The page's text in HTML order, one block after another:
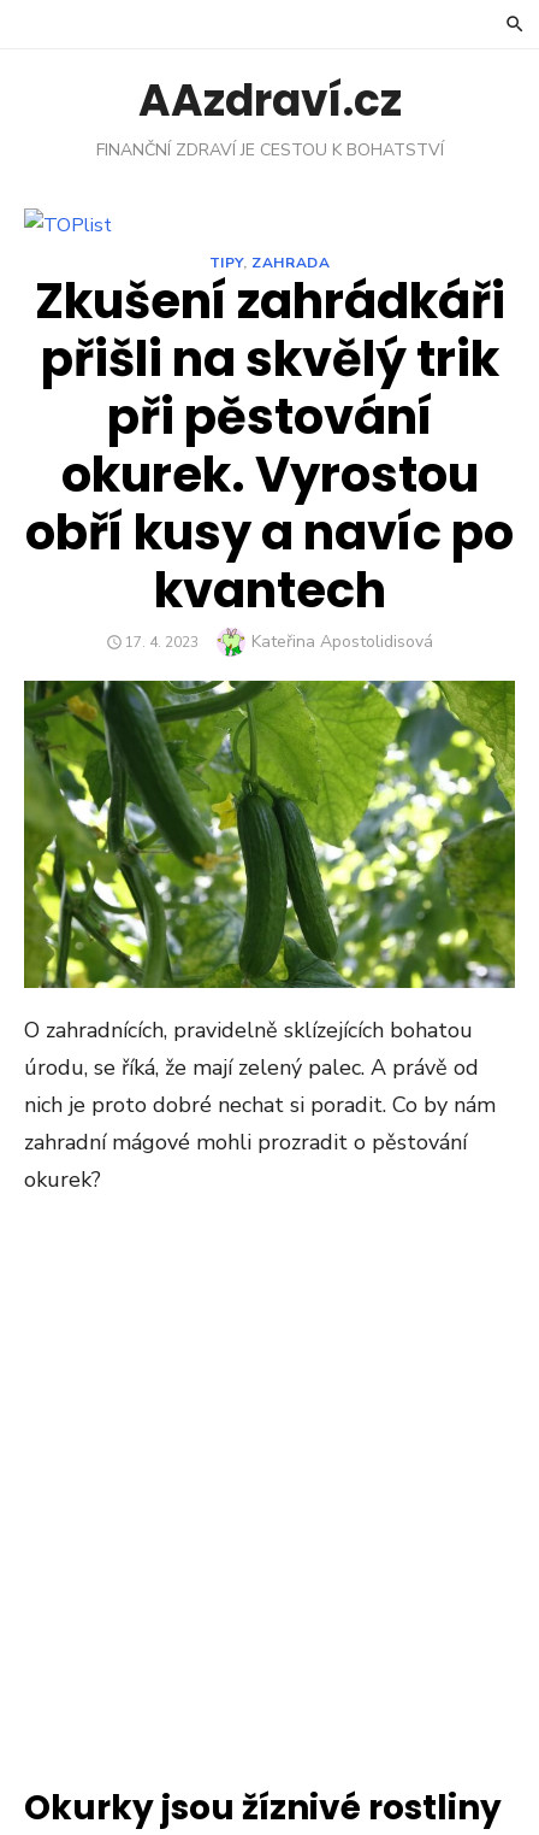
AAzdraví.cz
FINANČNÍ ZDRAVÍ JE CESTOU K BOHATSTVÍ
TIPY, ZAHRADA
Zkušení zahrádkáři
přišli na skvělý trik
při pěstování
okurek. Vyrostou
obří kusy a navíc po
kvantech
POSTED
17. 4. 2023 Author
Kateřina Apostolidisová
O zahradnících, pravidelně sklízejících bohatou
úrodu, se říká, že mají zelený palec. A právě od
nich je proto dobré nechat si poradit. Co by nám
zahradní mágové mohli prozradit o pěstování
okurek?
Okurky jsou žíznivé rostliny